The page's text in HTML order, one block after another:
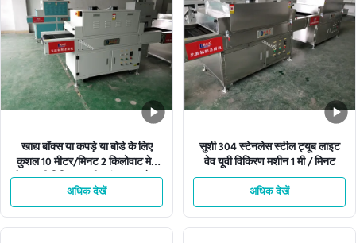
खाद्य बॉक्स या कपड़े या बोर्ड के लिए
कुशल 10 मीटर/मिनट 2 किलोवाट मेष
बेल्ट यूवी विकिरण मशीन कंप्यूटर सफेद
अधिक देखें
सुशी 304 स्टेनलेस स्टील ट्यूब लाइट
वेव यूवी विकिरण मशीन 1 मी / मिनट
अधिक देखें